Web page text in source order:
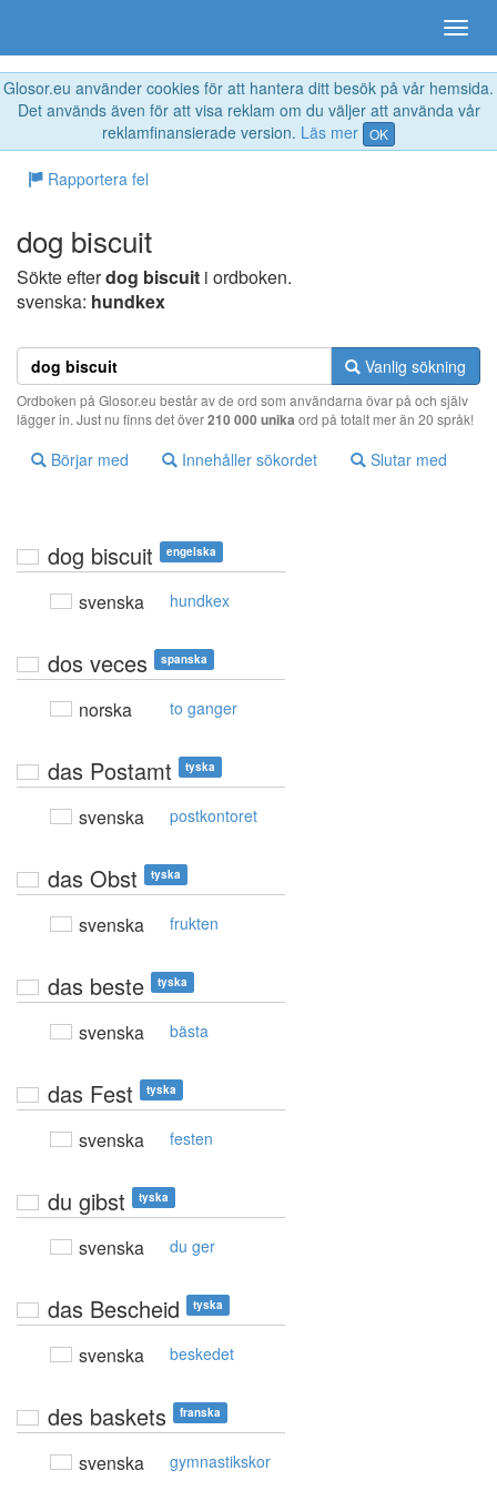
Glosor.eu använder cookies för att hantera ditt besök på vår hemsida.
Det används även för att visa reklam om du väljer att använda vår
reklamfinansierade version. Läs mer OK
Rapportera fel
dog biscuit
Sökte efterdog biscuit i ordboken.
svenska: hundkex
Vanlig sökning
Ordboken på Glosor.eu består av de ord som användarna övar på och själv
lägger in. Just nu finns det över210 000 unika ord på totalt mer än 20 språk!
Börjar med Innehåller sökordet Slutar med
dog biscuit engelska
svenska hundkex
dos veces spanska
norska to ganger
das Postamt tyska
svenska postkontoret
das Obst tyska
svenska frukten
das beste tyska
svenska bästa
das Fest tyska
svenska festen
du gibst tyska
svenska du ger
das Bescheid tyska
svenska beskedet
des baskets franska
svenska gymnastikskor